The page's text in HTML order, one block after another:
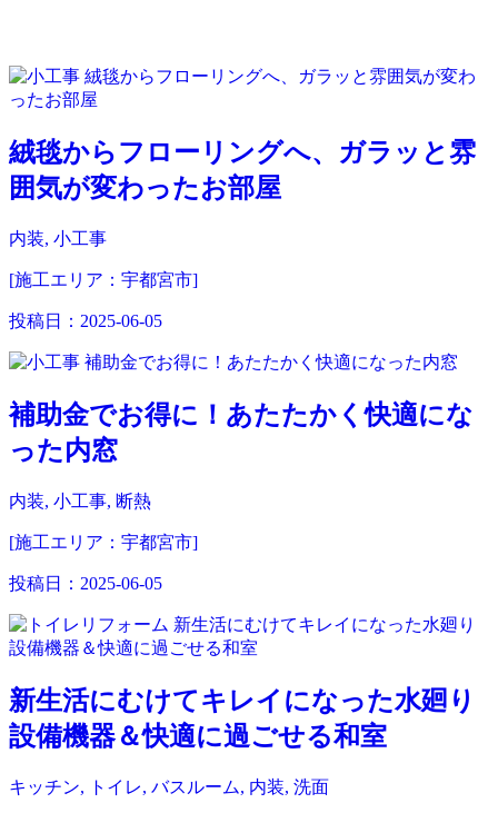
絨毯からフローリングへ、ガラッと雰
囲気が変わったお部屋
内装, 小工事
[施工エリア：宇都宮市]
投稿日： 2025-06-05
補助金でお得に！あたたかく快適にな
った内窓
内装, 小工事, 断熱
[施工エリア：宇都宮市]
投稿日： 2025-06-05
新生活にむけてキレイになった水廻り
設備機器＆快適に過ごせる和室
キッチン, トイレ, バスルーム, 内装, 洗面